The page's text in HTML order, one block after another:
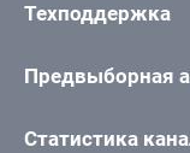
Техподдержка
Предвыборная
Статистика